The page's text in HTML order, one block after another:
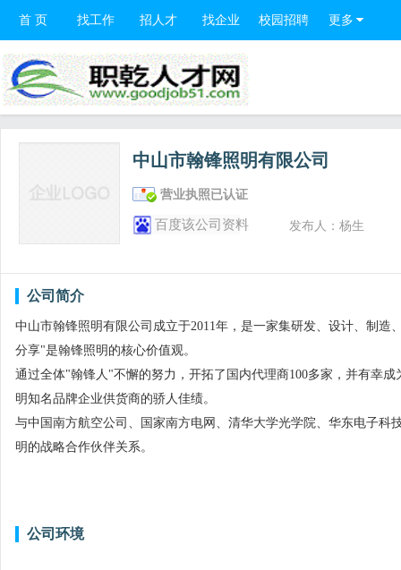
首 页 找工作 招人才 找企业 校园招聘 更多
中山市翰锋照明有限公司
营业执照已认证
百度该公司资料 发布人：杨生
公司简介
中山市翰锋照明有限公司成立于2011年，是一家集研发、设计、制造
分享"是翰锋照明的核心价值观。
通过全体"翰锋人"不懈的努力，开拓了国内代理商100多家，并有幸
明知名品牌企业供货商的骄人佳绩。
与中国南方航空公司、国家南方电网、清华大学光学院、华东电子科
明的战略合作伙伴关系。
公司环境